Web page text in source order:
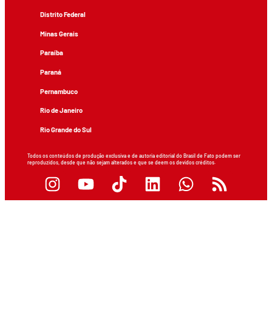
Distrito Federal
Minas Gerais
Paraíba
Paraná
Pernambuco
Rio de Janeiro
Rio Grande do Sul
Todos os conteúdos de produção exclusiva e de autoria editorial do Brasil de Fato podem ser
reproduzidos, desde que não sejam alterados e que se deem os devidos créditos.